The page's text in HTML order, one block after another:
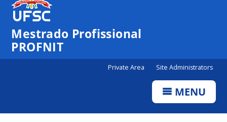
Mestrado Profissional
PROFNIT
Private Area Site Administrators
MENU